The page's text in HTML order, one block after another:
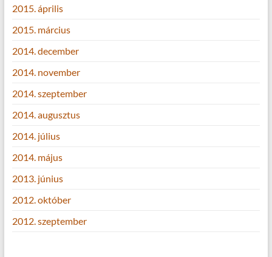
2015. április
2015. március
2014. december
2014. november
2014. szeptember
2014. augusztus
2014. július
2014. május
2013. június
2012. október
2012. szeptember